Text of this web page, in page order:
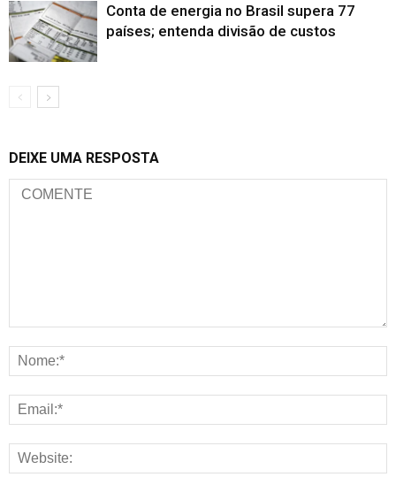
Conta de energia no Brasil supera 77
países; entenda divisão de custos
DEIXE UMA RESPOSTA